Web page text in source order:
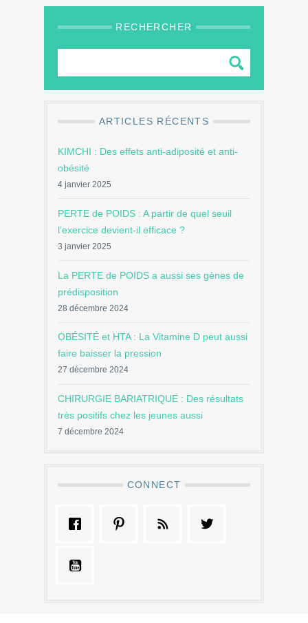
RECHERCHER
ARTICLES RÉCENTS
KIMCHI : Des effets anti-adiposité et anti-
obésité
4 janvier 2025
PERTE de POIDS : A partir de quel seuil
l’exercice devient-il efficace ?
3 janvier 2025
La PERTE de POIDS a aussi ses gènes de
prédisposition
28 décembre 2024
OBÉSITÉ et HTA : La Vitamine D peut aussi
faire baisser la pression
27 décembre 2024
CHIRURGIE BARIATRIQUE : Des résultats
très positifs chez les jeunes aussi
7 décembre 2024
CONNECT